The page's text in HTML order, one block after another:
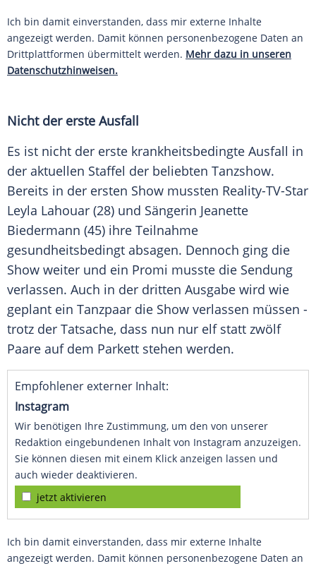
Ich bin damit einverstanden, dass mir externe Inhalte
angezeigt werden. Damit können personenbezogene Daten an
Drittplattformen übermittelt werden. Mehr dazu in unseren
Datenschutzhinweisen.
Nicht der erste Ausfall
Es ist nicht der erste krankheitsbedingte Ausfall in
der aktuellen Staffel der beliebten Tanzshow.
Bereits in der ersten Show mussten Reality-TV-Star
Leyla Lahouar (28) und Sängerin Jeanette
Biedermann (45) ihre Teilnahme
gesundheitsbedingt absagen. Dennoch ging die
Show weiter und ein Promi musste die Sendung
verlassen. Auch in der dritten Ausgabe wird wie
geplant ein Tanzpaar die Show verlassen müssen -
trotz der Tatsache, dass nun nur elf statt zwölf
Paare auf dem Parkett stehen werden.
Empfohlener externer Inhalt:
Instagram
Wir benötigen Ihre Zustimmung, um den von unserer
Redaktion eingebundenen Inhalt von Instagram anzuzeigen.
Sie können diesen mit einem Klick anzeigen lassen und
auch wieder deaktivieren.
jetzt aktivieren
Ich bin damit einverstanden, dass mir externe Inhalte
angezeigt werden. Damit können personenbezogene Daten an